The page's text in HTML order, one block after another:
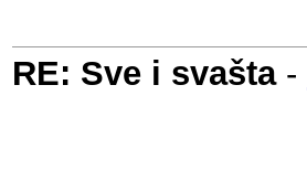
RE: Sve i svašta-